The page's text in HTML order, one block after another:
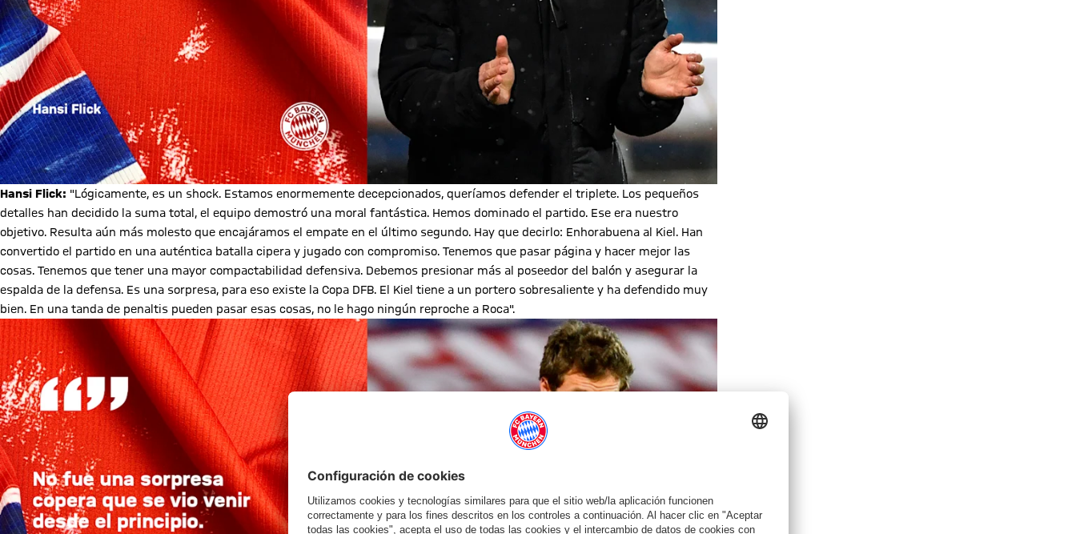
Hansi Flick: "Lógicamente, es un shock. Estamos enormemente decepcionados, queríamos defender el triplete. Los pequeños
detalles han decidido la suma total, el equipo demostró una moral fantástica. Hemos dominado el partido. Ese era nuestro
objetivo. Resulta aún más molesto que encajáramos el empate en el último segundo. Hay que decirlo: Enhorabuena al Kiel. Han
convertido el partido en una auténtica batalla cipera y jugado con compromiso. Tenemos que pasar página y hacer mejor las
cosas. Tenemos que tener una mayor compactabilidad defensiva. Debemos presionar más al poseedor del balón y asegurar la
espalda de la defensa. Es una sorpresa, para eso existe la Copa DFB. El Kiel tiene a un portero sobresaliente y ha defendido muy
bien. En una tanda de penaltis pueden pasar esas cosas, no le hago ningún reproche a Roca".